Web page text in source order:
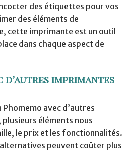
des étiquettes pour vos
des éléments de
cette imprimante est un outil
dans chaque aspect de
d’autres imprimantes
Phomemo avec d’autres
éléments nous
le prix et les fonctionnalités.
peuvent coûter plus